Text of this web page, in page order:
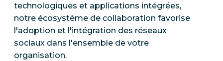
technologiques et applications intégrées,
notre écosystème de collaboration favorise
l'adoption et l'intégration des réseaux
sociaux dans l'ensemble de votre
organisation.